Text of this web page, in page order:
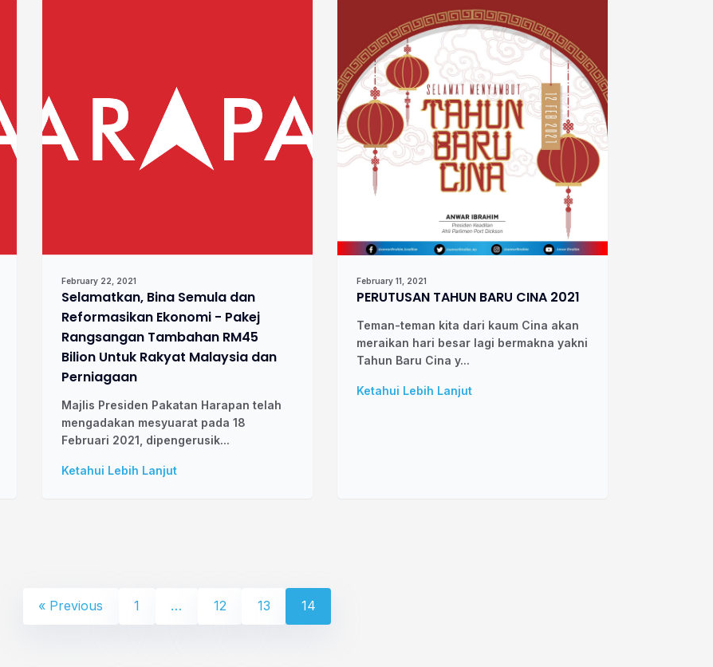
February 22, 2021
Selamatkan, Bina Semula dan
Reformasikan Ekonomi - Pakej
Rangsangan Tambahan RM45
Bilion Untuk Rakyat Malaysia dan
Perniagaan
Majlis Presiden Pakatan Harapan telah
mengadakan mesyuarat pada 18
Februari 2021, dipengerusik...
Ketahui Lebih Lanjut
February 11, 2021
PERUTUSAN TAHUN BARU CINA 2021
Teman-teman kita dari kaum Cina akan
meraikan hari besar lagi bermakna yakni
Tahun Baru Cina y...
Ketahui Lebih Lanjut
« Previous 1 … 12 13 14